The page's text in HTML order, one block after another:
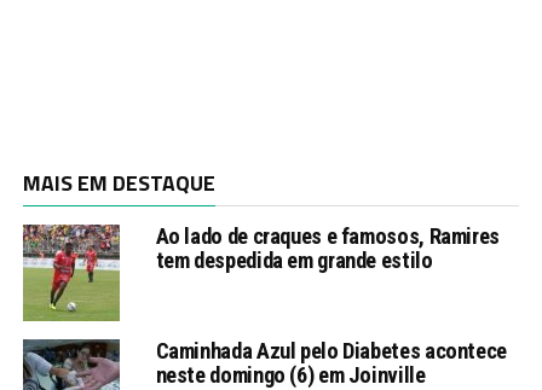
MAIS EM DESTAQUE
Ao lado de craques e famosos, Ramires
tem despedida em grande estilo
Caminhada Azul pelo Diabetes acontece
neste domingo (6) em Joinville